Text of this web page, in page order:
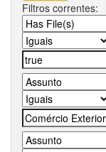
Filtros correntes: